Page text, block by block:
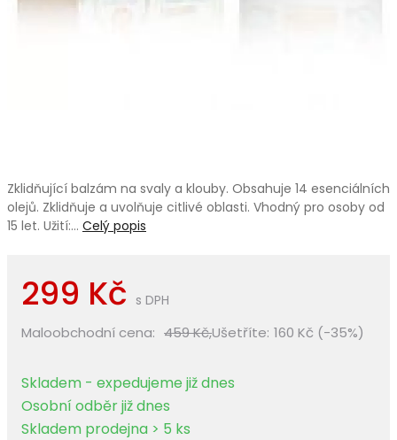
Zklidňující balzám na svaly a klouby. Obsahuje 14 esenciálních
olejů. Zklidňuje a uvolňuje citlivé oblasti. Vhodný pro osoby od
15 let. Užití:… Celý popis
299 Kč s DPH
Maloobchodní cena: 459 Kč,Ušetříte: 160 Kč (-35%)
Skladem - expedujeme již dnes
Osobní odběr již dnes
Skladem prodejna > 5 ks